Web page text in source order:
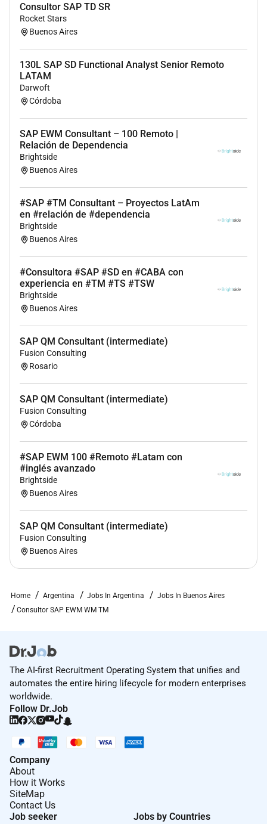
Implementaciones SAP ECC y SAP S/4HANA
Conversiones SAP ECC a SAP S/4HANA
Implementaciones SAP EWM y SAP TM
Migraciones SAP WM a SAP EWM
Optimización de operaciones logísticas
Rollouts regionales y globales
Soporte AMS y mantenimiento evolutivo
Integraciones con SAP MM SAP SD SAP PP y
SAP PM
Nuestros proyectos abarcan diversas industrias como
retail consumo masivo logística distribución
manufactura e-commerce energía transporte y
tecnología.
Será un plus
Experiencia en SAP ECC y/o SAP S/4HANA
Experiencia en procesos logísticos y supply
chain
Participación en proyectos internacionales
Conocimientos de operaciones de almacén y
transporte
Inglés intermedio o avanzado
Certificaciones SAP
Modalidades de contratación
Relación de Dependencia (RRDD)
Freelance / Contractor
Full-Time
Part-Time
Remoto
Híbrido
Presencial
Beneficios
ofrece un atractivo paquete de beneficios que puede
incluir:
Vacaciones Flexibles
Bono Anual por Desempeño
Reintegro de Gym y Clases de Inglés
Obra Social para Grupo Familiar
Subsidio Tecnológico
Programa de Referidos
Para posiciones freelance full-time puede aplicar
cobertura médica bonificada según proyecto.
Postulación
Postulate por este mismo medio compartiendo:
CV actualizado
Modalidad de contratación preferida (RRDD o
Contractor)
Consultor SAP TD SR
Rocket Stars
Buenos Aires
130L SAP SD Functional Analyst Senior Remoto
LATAM
Darwoft
Córdoba
SAP EWM Consultant – 100 Remoto |
Relación de Dependencia
Brightside
Buenos Aires
#SAP #TM Consultant – Proyectos LatAm
en #relación de #dependencia
Brightside
Buenos Aires
#Consultora #SAP #SD en #CABA con
experiencia en #TM #TS #TSW
Brightside
Buenos Aires
SAP QM Consultant (intermediate)
Fusion Consulting
Rosario
SAP QM Consultant (intermediate)
Fusion Consulting
Córdoba
#SAP EWM 100 #Remoto #Latam con
#inglés avanzado
Brightside
Buenos Aires
SAP QM Consultant (intermediate)
Fusion Consulting
Buenos Aires
Home Argentina Jobs In Argentina
Jobs In Buenos Aires
Consultor SAP EWM WM TM
The AI-first Recruitment Operating System that unifies and
automates the entire hiring lifecycle for modern enterprises
worldwide.
Follow Dr.Job
Company
About
How it Works
SiteMap
Contact Us
Job seeker
Jobs by Countries